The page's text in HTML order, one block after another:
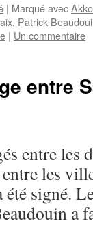
| Marqué avecAkko
, Patrick
| Un commentaire
entre
entre les
les
signé.
a